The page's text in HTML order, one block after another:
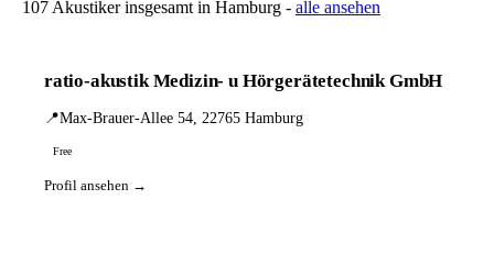
107 Akustiker insgesamt in Hamburg - alle ansehen
ratio-akustik Medizin- u Hörgerätetechnik GmbH
📍Max-Brauer-Allee 54, 22765 Hamburg
Free
Profil ansehen →